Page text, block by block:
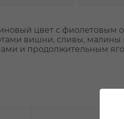
цвет с фиолетовым
вишни, сливы, малины
и продолжительным